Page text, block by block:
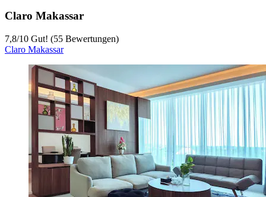
Claro Makassar
7,8/10 Gut! (55 Bewertungen)
Claro Makassar